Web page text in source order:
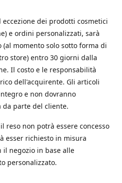
dei prodotti cosmetici
e ordini personalizzati, sarà
momento solo sotto forma di
store) entro 30 giorni dalla
Il costo e le responsabilità
dell'acquirente. Gli articoli
e non dovranno
parte del cliente.
reso non potrà essere concesso
esser richiesto in misura
il negozio in base alle
personalizzato.